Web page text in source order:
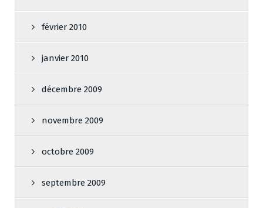
février 2010
janvier 2010
décembre 2009
novembre 2009
octobre 2009
septembre 2009